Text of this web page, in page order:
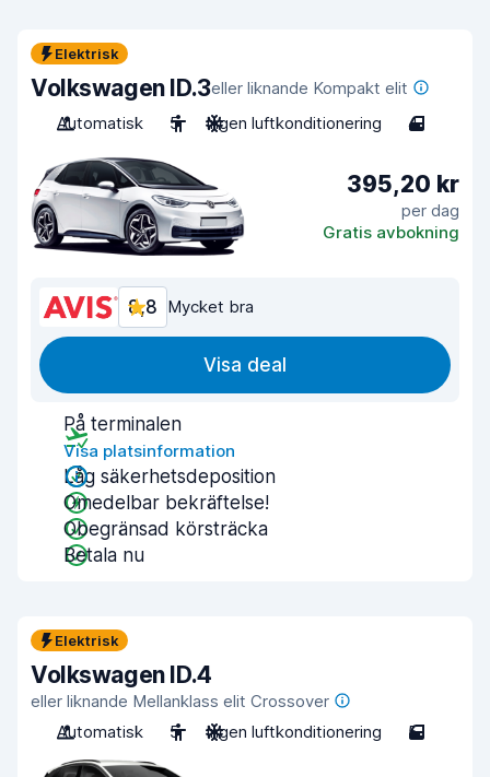
Elektrisk
Volkswagen ID.3eller liknande Kompakt elit
Automatisk
5 Ingen luftkonditionering 4
395,20 kr
per dag
Gratis avbokning
8,8 Mycket bra
Visa deal
På terminalen
Visa platsinformation
Låg säkerhetsdeposition
Omedelbar bekräftelse!
Obegränsad körsträcka
Betala nu
Elektrisk
Volkswagen ID.4
eller liknande Mellanklass elit Crossover
Automatisk
5 Ingen luftkonditionering 5